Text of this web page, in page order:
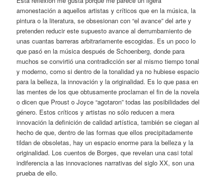
amonestación a aquellos artistas y críticos que en la música, la
pintura o la literatura, se obsesionan con “el avance” del arte y
pretenden reducir este supuesto avance al derrumbamiento de
unas cuantas barreras arbitrariamente escogidas. Es un poco lo
que pasó en la música después de Schoenberg, donde para
muchos se convirtió una contradicción ser al mismo tiempo tonal
y moderno, como si dentro de la tonalidad ya no hubiese espacio
para la belleza, la innovación y la originalidad. Es lo que pasa en
las mentes de los que obtusamente proclaman el fin de la novela
o dicen que Proust o Joyce “agotaron” todas las posibilidades del
género. Estos críticos y artistas no sólo reducen a mera
innovación la definición de calidad artística, también se ciegan al
hecho de que, dentro de las formas que ellos precipitadamente
tildan de obsoletas, hay un espacio enorme para la belleza y la
originalidad. Los cuentos de Borges, que revelan una casi total
indiferencia a las innovaciones narrativas del siglo XX, son una
prueba de ello.